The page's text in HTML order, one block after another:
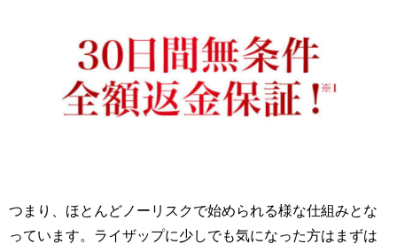
つまり、ほとんどノーリスクで始められる様な仕組みとな
っています。ライザップに少しでも気になった方はまずは